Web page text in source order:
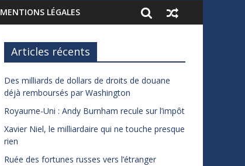
MENTIONS LÉGALES
Articles récents
Des milliards de dollars de droits de douane
déjà remboursés par Washington
Royaume-Uni : Andy Burnham recule sur l’impôt
Xavier Niel, le milliardaire qui ne touche presque
rien
Ruée des fortunes russes vers l’étranger